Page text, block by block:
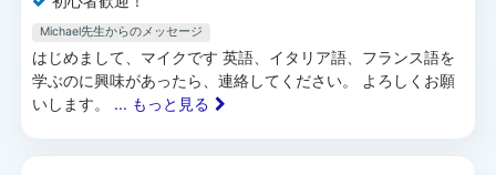
Michael先生からのメッセージ
はじめまして、マイクです 英語、イタリア語、フランス語を
学ぶのに興味があったら、連絡してください。 よろしくお願
いします。 ... もっと見る